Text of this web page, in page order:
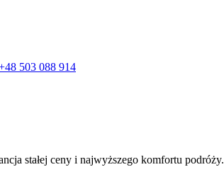
503 088 914
stałej ceny i najwyższego komfortu podróży.